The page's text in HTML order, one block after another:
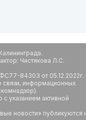
Чистякова Л.С.
84303 от
информационных
указанием активной
новости» публикуются